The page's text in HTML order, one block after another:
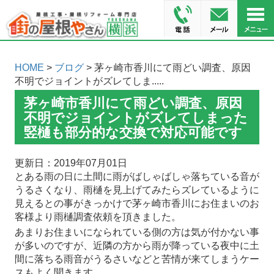
HOME > ブログ> 茅ヶ崎市香川にて雨どい調査、原因
不明でジョイントがズレてしま.....
茅ヶ崎市香川にて雨どい調査、原因
不明でジョイントがズレてしまった
竪樋も部分的な交換で対応可能です
更新日：2019年07月01日
とある雨の日に土間に雨がばしゃばしゃ落ちている音が
うるさくなり、雨樋を見上げてみたらズレているように
見えるとの事がきっかけで茅ヶ崎市香川にお住まいのお
客様より雨樋調査依頼を頂きました。
あまりお住まいになられている側の方は気が付かない事
が多いのですが、近隣の方から雨が降っている夜中に土
間に落ちる雨音がうるさいなどと苦情が来てしまうケー